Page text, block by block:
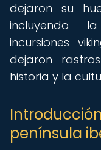
dejaron su
incluyendo
incursiones
dejaron
historia y la
península